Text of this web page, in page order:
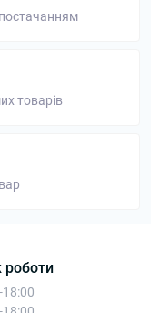
товарів
роботи